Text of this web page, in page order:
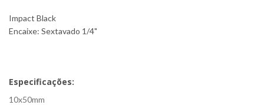
Impact Black
Encaixe: Sextavado 1/4"
Especificações:
10x50mm